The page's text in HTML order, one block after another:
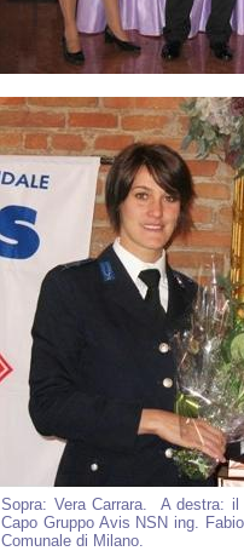
Sopra: Vera Carrara. A destra: il
Capo Gruppo Avis NSN ing.
Comunale di Milano.